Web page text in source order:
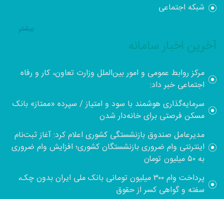
شبکه اجتماعی
بيشتر
آخرین اخبار سامانه
مرکز روابط عمومی و امور بین‌الملل وزارت تعاون، کار و رفاه
اجتماعی خبر داد:
سرمایه‌گذاری هوشمند با سود و امتیاز / سپرده «ممتاز» بانک
مسکن فرصتی برای خانه‌دار شدن
مدیرعامل صندوق بازنشستگی کشوری اعلام کرد: آغاز ثبت‌نام
اینترنتی وام ضروری بازنشستگان کشوری؛ افزایش وام ضروری
به ۵۰ میلیون تومان
پرداخت وام ۳۰۰ میلیون تومانی بانک ملی ایران بدون چک،
سفته و گواهی کسر از حقوق